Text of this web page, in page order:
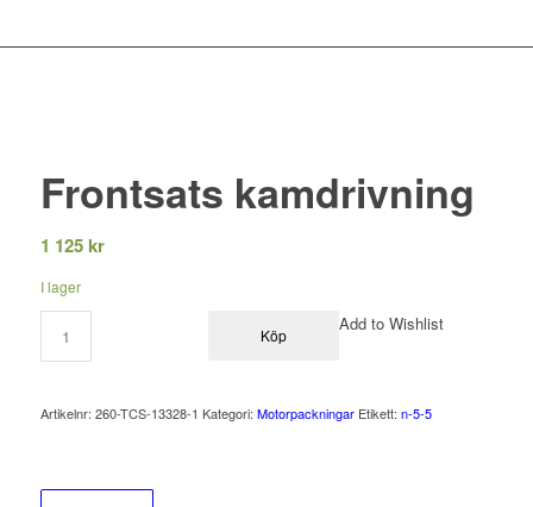
Frontsats kamdrivning
1 125 kr
I lager
Köp
Add to Wishlist
Artikelnr: 260-TCS-13328-1 Kategori: Motorpackningar Etikett: n-5-5